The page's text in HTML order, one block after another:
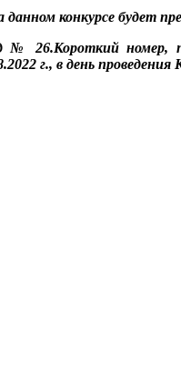
данном конкурсе будет
26.Короткий номер,
г., в день проведения